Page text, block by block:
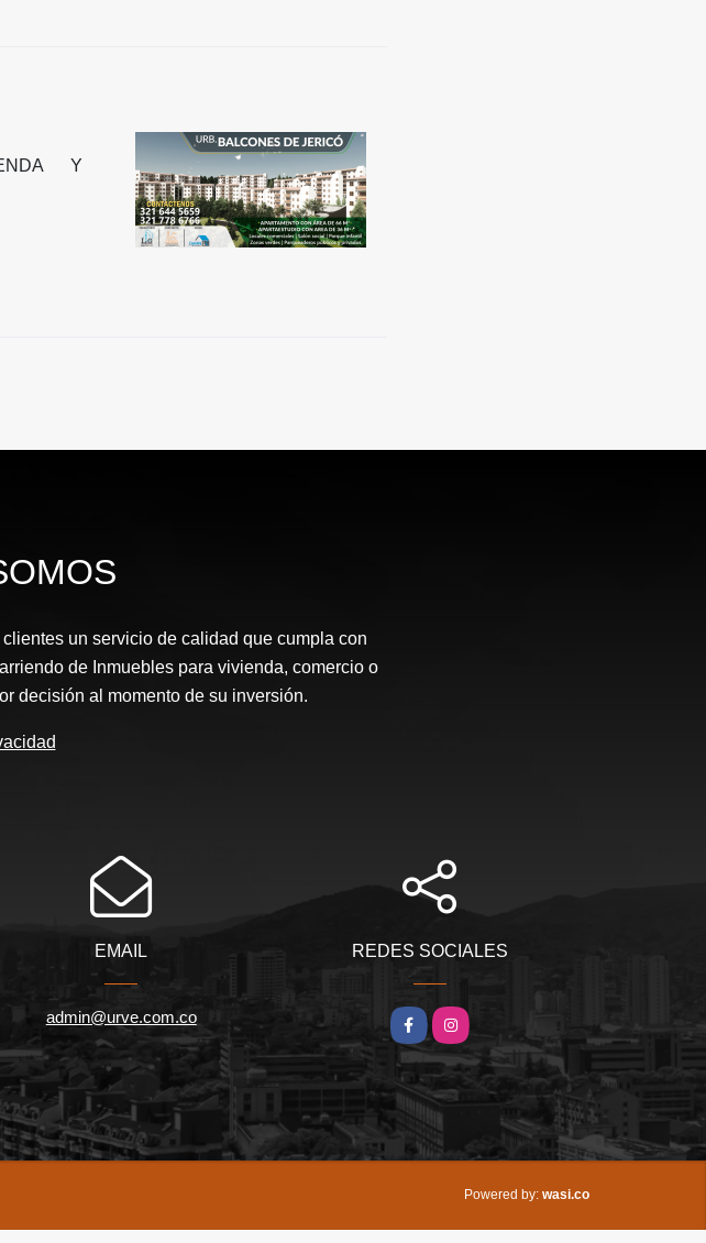
Y
un servicio de calidad que cumpla con
de Inmuebles para vivienda, comercio o
decisión al momento de su inversión.
EMAIL
admin@urve.com.co
REDES SOCIALES
Facebook
Instagram
Powered by: wasi.co